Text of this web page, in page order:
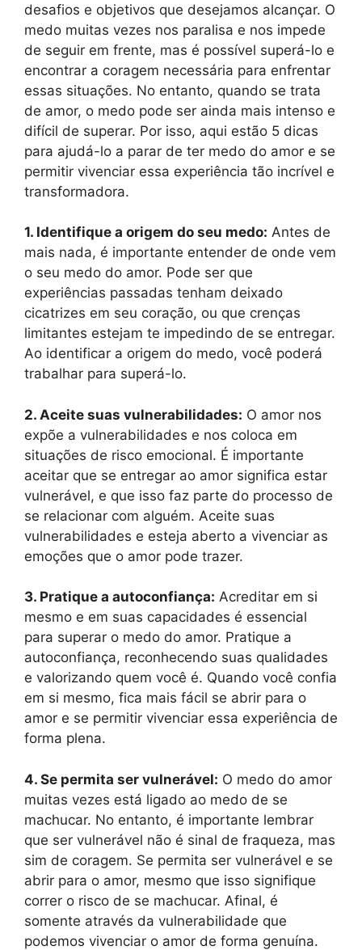
desafios e objetivos que desejamos alcançar. O
medo muitas vezes nos paralisa e nos impede
de seguir em frente, mas é possível superá-lo e
encontrar a coragem necessária para enfrentar
essas situações. No entanto, quando se trata
de amor, o medo pode ser ainda mais intenso e
difícil de superar. Por isso, aqui estão 5 dicas
para ajudá-lo a parar de ter medo do amor e se
permitir vivenciar essa experiência tão incrível e
transformadora.
1. Identifique a origem do seu medo: Antes de
mais nada, é importante entender de onde vem
o seu medo do amor. Pode ser que
experiências passadas tenham deixado
cicatrizes em seu coração, ou que crenças
limitantes estejam te impedindo de se entregar.
Ao identificar a origem do medo, você poderá
trabalhar para superá-lo.
2. Aceite suas vulnerabilidades: O amor nos
expõe a vulnerabilidades e nos coloca em
situações de risco emocional. É importante
aceitar que se entregar ao amor significa estar
vulnerável, e que isso faz parte do processo de
se relacionar com alguém. Aceite suas
vulnerabilidades e esteja aberto a vivenciar as
emoções que o amor pode trazer.
3. Pratique a autoconfiança: Acreditar em si
mesmo e em suas capacidades é essencial
para superar o medo do amor. Pratique a
autoconfiança, reconhecendo suas qualidades
e valorizando quem você é. Quando você confia
em si mesmo, fica mais fácil se abrir para o
amor e se permitir vivenciar essa experiência de
forma plena.
4. Se permita ser vulnerável: O medo do amor
muitas vezes está ligado ao medo de se
machucar. No entanto, é importante lembrar
que ser vulnerável não é sinal de fraqueza, mas
sim de coragem. Se permita ser vulnerável e se
abrir para o amor, mesmo que isso signifique
correr o risco de se machucar. Afinal, é
somente através da vulnerabilidade que
podemos vivenciar o amor de forma genuína.